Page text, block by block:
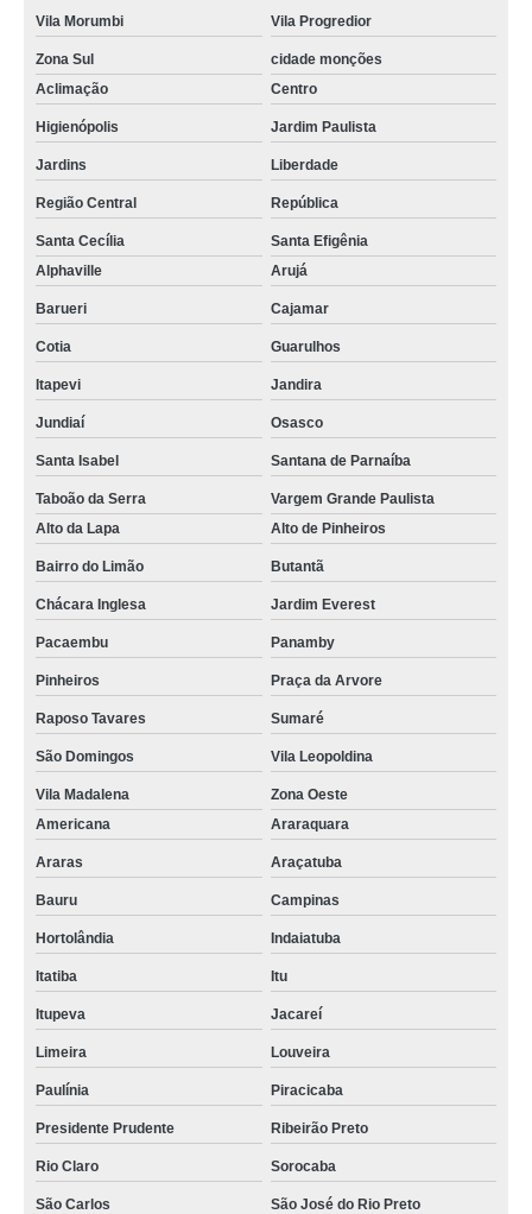
Vila Morumbi Vila Progredior
Zona Sul
cidade monções
Aclimação
Centro
Higienópolis Jardim Paulista
Jardins Liberdade
Região Central República
Santa Cecília
Santa Efigênia
Alphaville
Arujá
Barueri Cajamar
Cotia Guarulhos
Itapevi Jandira
Jundiaí Osasco
Santa Isabel Santana de Parnaíba
Taboão da Serra
Vargem Grande Paulista
Alto da Lapa
Alto de Pinheiros
Bairro do Limão Butantã
Chácara Inglesa Jardim Everest
Pacaembu Panamby
Pinheiros Praça da Arvore
Raposo Tavares Sumaré
São Domingos Vila Leopoldina
Vila Madalena
Zona Oeste
Americana
Araraquara
Araras Araçatuba
Bauru Campinas
Hortolândia Indaiatuba
Itatiba Itu
Itupeva Jacareí
Limeira Louveira
Paulínia Piracicaba
Presidente Prudente Ribeirão Preto
Rio Claro Sorocaba
São Carlos São José do Rio Preto